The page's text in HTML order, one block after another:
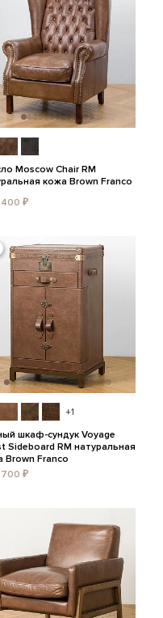
Moscow Chair RM
кожа Brown Franco
₽
+1
шкаф-сундук Voyage
Sideboard RM натуральная
Brown Franco
₽